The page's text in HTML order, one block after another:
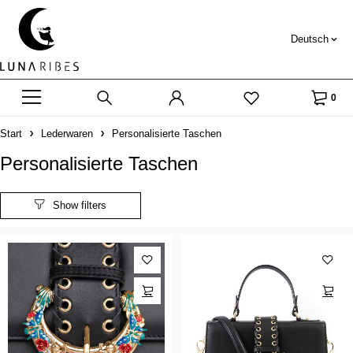
Deutsch
0
Start Lederwaren Personalisierte Taschen
Personalisierte Taschen